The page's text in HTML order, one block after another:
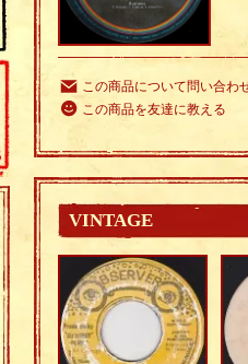
この商品について問い合わ
この商品を友達に教える
VINTAGE